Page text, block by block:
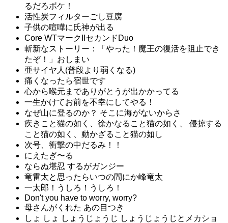
るだろボケ！
活性炭フィルターごし豆腐
子供の喧嘩に氏神が出る
Core WTマークIIセカンドDuo
斬新なストーリー：「やった！魔王の復活を阻止でき
たぞ！」おしまい
亜サイヤ人(普段より弱くなる)
痛くなったら宿世です
心から喉元までありがとうが出かかってる
一生かけてお前を不幸にしてやる！
なぜ山に登るのか？ そこに海がないからさ
疾きこと猫の如く、徐かなること猫の如く、 侵掠する
こと猫の如く、動かざること猫の如し
次号、衝撃の中だるみ！！
にえたぎ〜る
ならぬ堪忍 するがガンジー
竜雷太と思ったらいつの間にか峰竜太
一太郎！うしろ！うしろ！
Don't you have to worry, worry?
母さんがくれた あの目つき
しょ しょ しょうじょうじ しょうじょうじとメカショ